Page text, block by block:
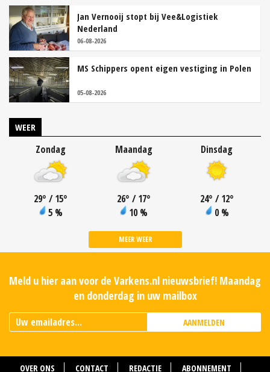
Jan Vernooij stopt bij Vee&Logistiek
Nederland
06-08-2026
MS Schippers opent eigen vestiging in Polen
05-08-2026
WEER
Zondag
29° / 15°
5 %
Maandag
26° / 17°
10 %
Dinsdag
24° / 12°
0 %
MEER WEER
Meld u hier aan voor de Varkens.nl nieuwsbrief! Maandag
en donderdag in uw mailbox
AANMELDEN
OVER ONS CONTACT REDACTIE ABONNEMENT